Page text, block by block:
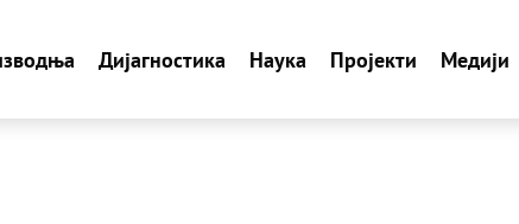
Дијагностика Наука Пројекти Медији